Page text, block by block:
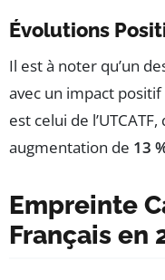
Évolutions
Il est à noter qu’un
avec un impact
est celui de
augmentation de 13
Empreinte
Français en